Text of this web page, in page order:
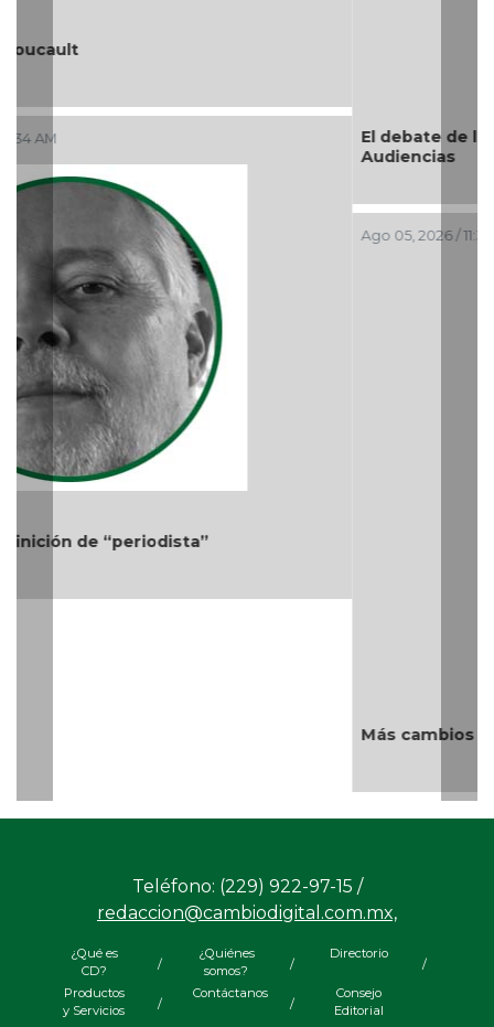
El debate de la Protección de los Derechos de las
Audiencias
Ago 05, 2026 / 11:33 AM
Más cambios en el gobierno de AVA
y Servicios
Editorial